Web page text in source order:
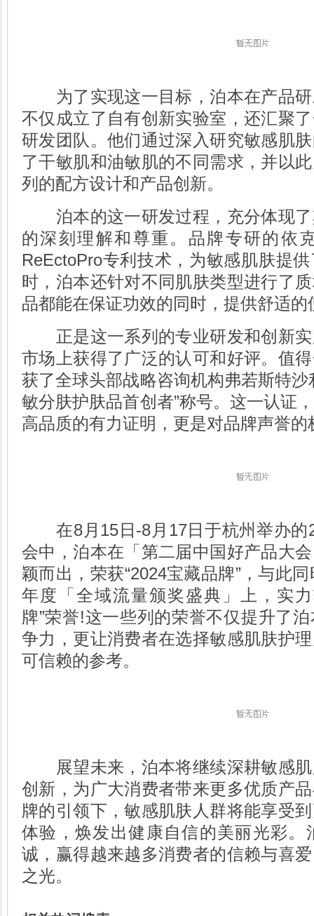
为了实现这一目标，泊本在产品研
不仅成立了自有创新实验室，还汇聚
研发团队。他们通过深入研究敏感肌
了干敏肌和油敏肌的不同需求，并以
列的配方设计和产品创新。
泊本的这一研发过程，充分体现了
的深刻理解和尊重。品牌专研的依
ReEctoPro专利技术，为敏感肌肤提
时，泊本还针对不同肌肤类型进行了
品都能在保证功效的同时，提供舒适的
正是这一系列的专业研发和创新实
市场上获得了广泛的认可和好评。值
获了全球头部战略咨询机构弗若斯特沙
敏分肤护肤品首创者”称号。这一认证
高品质的有力证明，更是对品牌声誉的
在8月15日-8月17日于杭州举办的
会中，泊本在「第二届中国好产品大
颖而出，荣获“2024宝藏品牌”，与此
年度「全域流量颁奖盛典」上，实
牌”荣誉!这一些列的荣誉不仅提升了
争力，更让消费者在选择敏感肌肤护
可信赖的参考。
展望未来，泊本将继续深耕敏感肌
创新，为广大消费者带来更多优质产
牌的引领下，敏感肌肤人群将能享受
体验，焕发出健康自信的美丽光彩。
诚，赢得越来越多消费者的信赖与喜
之光。